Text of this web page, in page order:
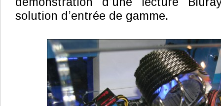
solution d’entrée de gamme.